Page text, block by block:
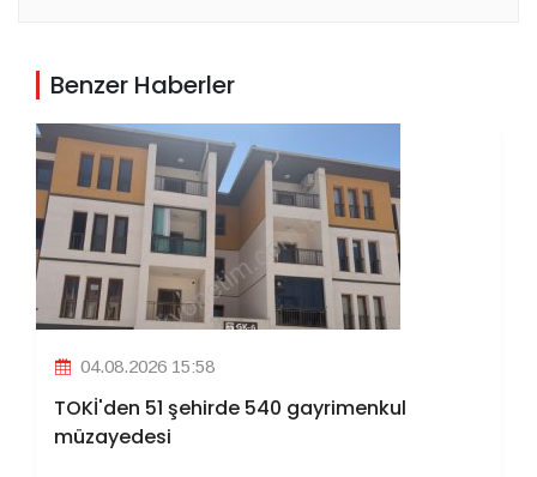
Benzer Haberler
04.08.2026 15:58
TOKİ'den 51 şehirde 540 gayrimenkul
müzayedesi